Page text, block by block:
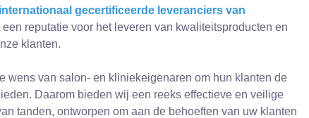
gecertificeerde leveranciers van
een reputatie voor het leveren van kwaliteitsproducten en
klanten.
wens van salon- en kliniekeigenaren om hun klanten de
Daarom bieden wij een reeks effectieve en veilige
tanden, ontworpen om aan de behoeften van uw klanten